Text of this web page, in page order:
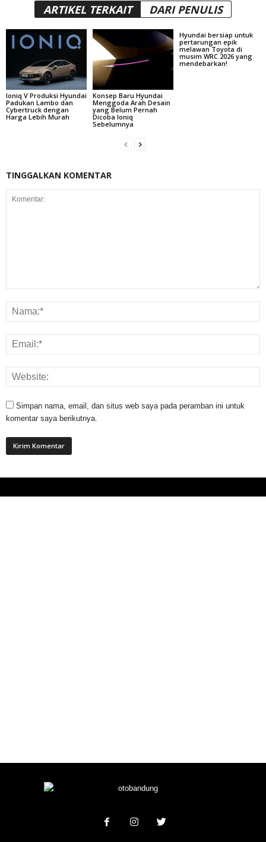
ARTIKEL TERKAIT DARI PENULIS
Ioniq V Produksi Hyundai
Padukan Lambo dan
Cybertruck dengan
Harga Lebih Murah
Konsep Baru Hyundai
Menggoda Arah Desain
yang Belum Pernah
Dicoba Ioniq
Sebelumnya
Hyundai bersiap untuk
pertarungan epik
melawan Toyota di
musim WRC 2026 yang
mendebarkan!
TINGGALKAN KOMENTAR
Simpan nama, email, dan situs web saya pada peramban ini untuk
komentar saya berikutnya.